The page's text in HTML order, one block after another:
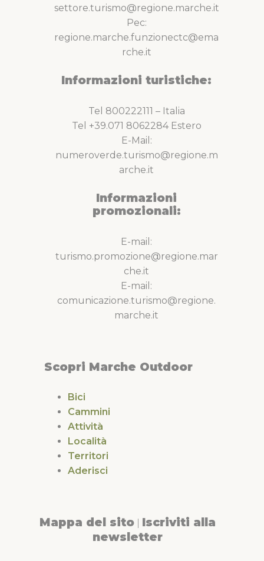
settore.turismo@regione.marche.it
Pec:
regione.marche.funzionectc@ema
rche.it
Informazioni turistiche:
Tel 800222111 – Italia
Tel +39.071 8062284 Estero
E-Mail:
numeroverde.turismo@regione.m
arche.it
Informazioni
promozionali:
E-mail:
turismo.promozione@regione.mar
che.it
E-mail:
comunicazione.turismo@regione.
marche.it
Scopri Marche Outdoor
Bici
Cammini
Attività
Località
Territori
Aderisci
Mappa del sito Iscriviti alla
newsletter